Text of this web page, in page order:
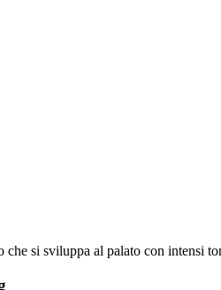
che si sviluppa al palato con intensi